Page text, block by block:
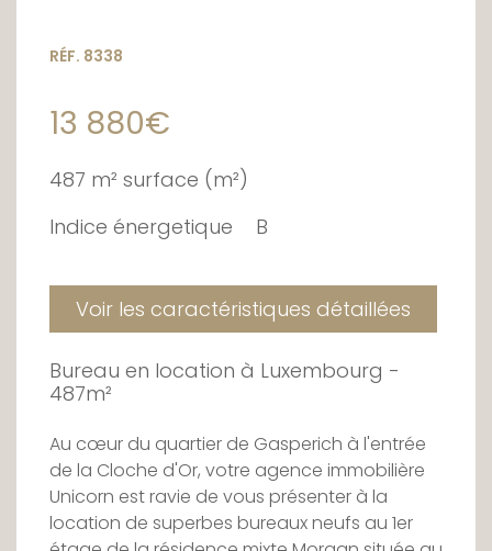
RÉF. 8338
13 880€
487 m² surface (m²)
Indice énergetique
B
Voir les caractéristiques détaillées
Bureau en location à Luxembourg -
487m²
Au cœur du quartier de Gasperich à l'entrée
de la Cloche d'Or, votre agence immobilière
Unicorn est ravie de vous présenter à la
location de superbes bureaux neufs au 1er